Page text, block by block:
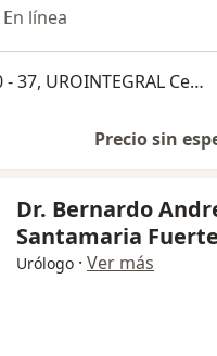
En línea
Carrera 28 # 40 - 37, UROINTEGRAL Centro de Especialistas Chicamocha, 5to piso, Bucaramanga
Precio sin
Dr. Bernardo
Santamaria Fuerte
Urólogo · Ver más